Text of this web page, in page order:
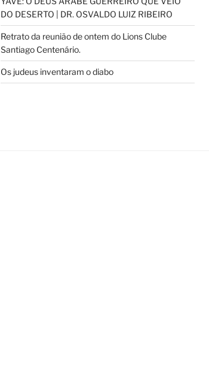
DO DESERTO | DR. OSVALDO LUIZ RIBEIRO
Retrato da reunião de ontem do Lions Clube
Santiago Centenário.
Os judeus inventaram o diabo